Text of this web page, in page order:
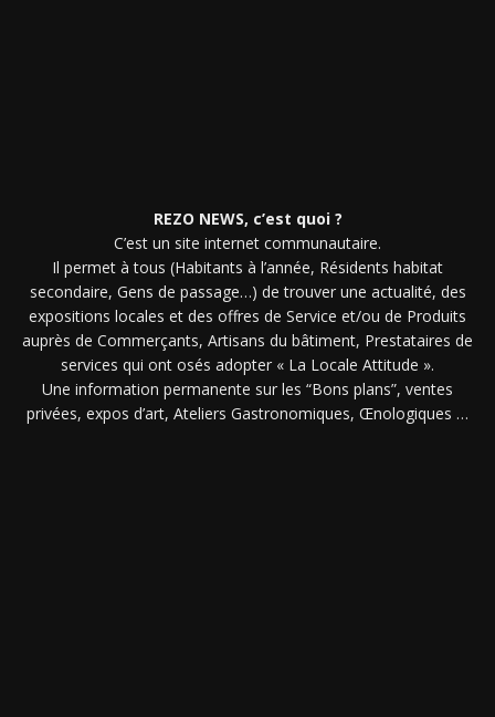
REZO NEWS, c’est quoi ?
C’est un site internet communautaire.
Il permet à tous (Habitants à l’année, Résidents habitat
secondaire, Gens de passage…) de trouver une actualité, des
expositions locales et des offres de Service et/ou de Produits
auprès de Commerçants, Artisans du bâtiment, Prestataires de
services qui ont osés adopter « La Locale Attitude ».
Une information permanente sur les “Bons plans”, ventes
privées, expos d’art, Ateliers Gastronomiques, Œnologiques …